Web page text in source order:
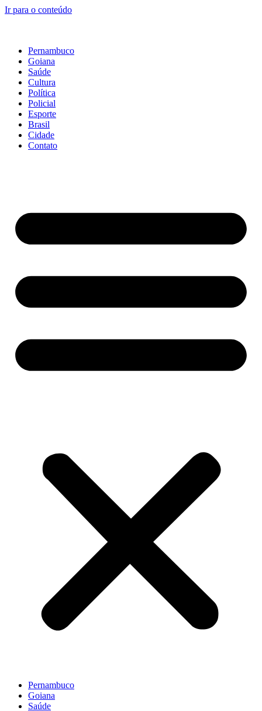
Ir para o conteúdo
Pernambuco
Goiana
Saúde
Cultura
Política
Policial
Esporte
Brasil
Cidade
Contato
Pernambuco
Goiana
Saúde